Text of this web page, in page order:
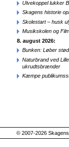
Ulvekoppel lukker
Skagens historie
Skolestart – husk
Musikskolen og
8. august 2026:
Bunken: Løber
Naturbrand ved
ukrudtsbrænder
Kæmpe
© 2007-2026